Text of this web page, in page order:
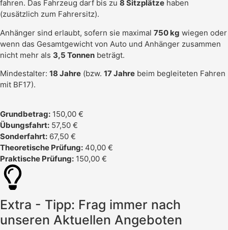
fahren. Das Fahrzeug darf bis zu 8 Sitzplätze haben
(zusätzlich zum Fahrersitz).
Anhänger sind erlaubt, sofern sie maximal 750 kg wiegen oder
wenn das Gesamtgewicht von Auto und Anhänger zusammen
nicht mehr als 3,5 Tonnen beträgt.
Mindestalter: 18 Jahre (bzw. 17 Jahre beim begleiteten Fahren
mit BF17).
Grundbetrag: 150,00 €
Übungsfahrt: 57,50 €
Sonderfahrt: 67,50 €
Theoretische Prüfung: 40,00 €
Praktische Prüfung: 150,00 €
Extra - Tipp: Frag immer nach
unseren Aktuellen Angeboten